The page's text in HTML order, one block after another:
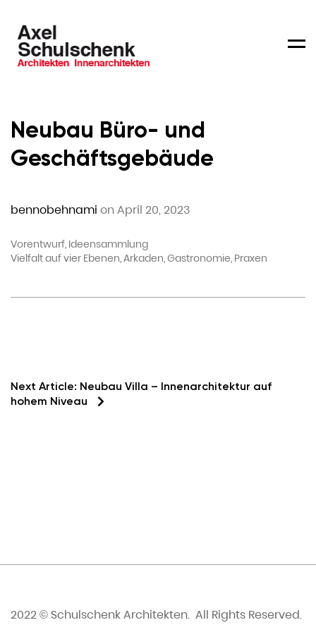
Neubau Büro- und
Geschäftsgebäude
bennobehnami on April 20, 2023
Vorentwurf, Ideensammlung
Vielfalt auf vier Ebenen, Arkaden, Gastronomie, Praxen
Next Article: Neubau Villa – Innenarchitektur auf
hohem Niveau
2022 © Schulschenk Architekten. All Rights Reserved.